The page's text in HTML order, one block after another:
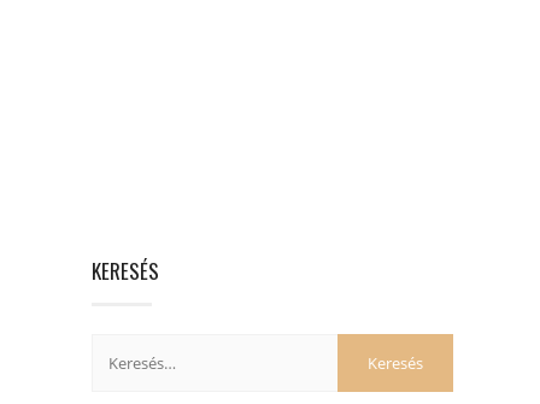
KERESÉS